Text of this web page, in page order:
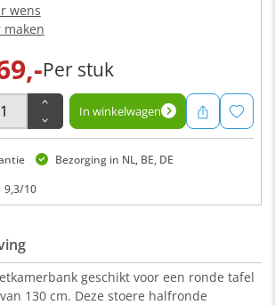
wens
maken
Per stuk
In winkelwagen
Bezorging in NL, BE, DE
9,3/10
geschikt voor een ronde tafel
130 cm. Deze stoere halfronde